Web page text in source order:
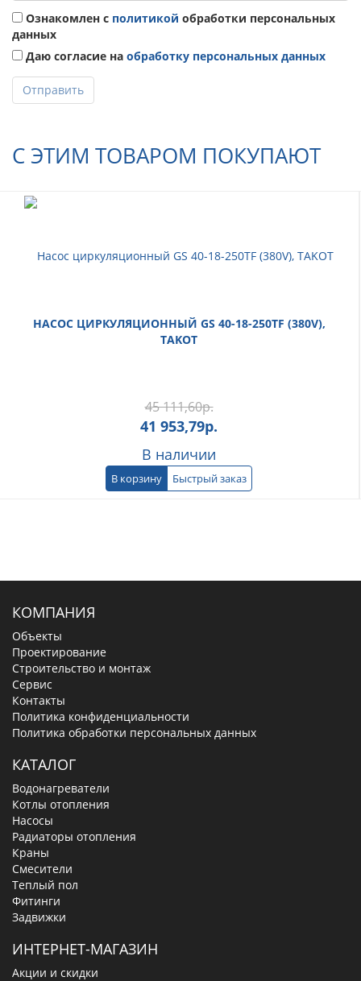
Ознакомлен с политикой обработки персональных
данных
Даю согласие на обработку персональных данных
Отправить
С ЭТИМ ТОВАРОМ ПОКУПАЮТ
НАСОС ЦИРКУЛЯЦИОННЫЙ GS 40-18-250TF (380V),
TAKOT
45 111,60р.
41 953,79р.
В наличии
В корзину Быстрый заказ
КОМПАНИЯ
Объекты
Проектирование
Строительство и монтаж
Сервис
Контакты
Политика конфиденциальности
Политика обработки персональных данных
КАТАЛОГ
Водонагреватели
Котлы отопления
Насосы
Радиаторы отопления
Краны
Смесители
Теплый пол
Фитинги
Задвижки
ИНТЕРНЕТ-МАГАЗИН
Акции и скидки